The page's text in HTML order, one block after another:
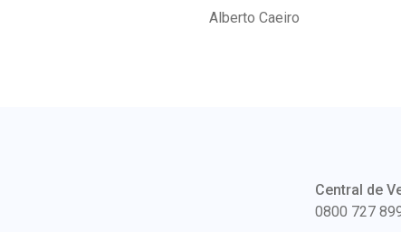
Alberto Caeiro
Central de
0800 727